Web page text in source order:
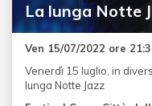
La lunga Notte
Ven 15/07/2022 ore
Venerdì 15 luglio, in
lunga Notte Jazz